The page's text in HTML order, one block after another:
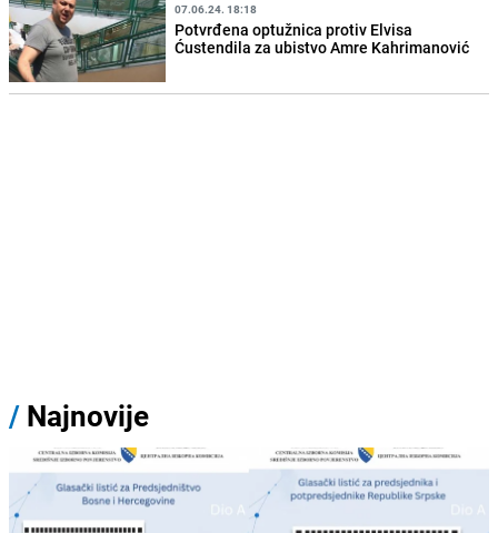
07.06.24. 18:18
Potvrđena optužnica protiv Elvisa
Ćustendila za ubistvo Amre Kahrimanović
/ Najnovije